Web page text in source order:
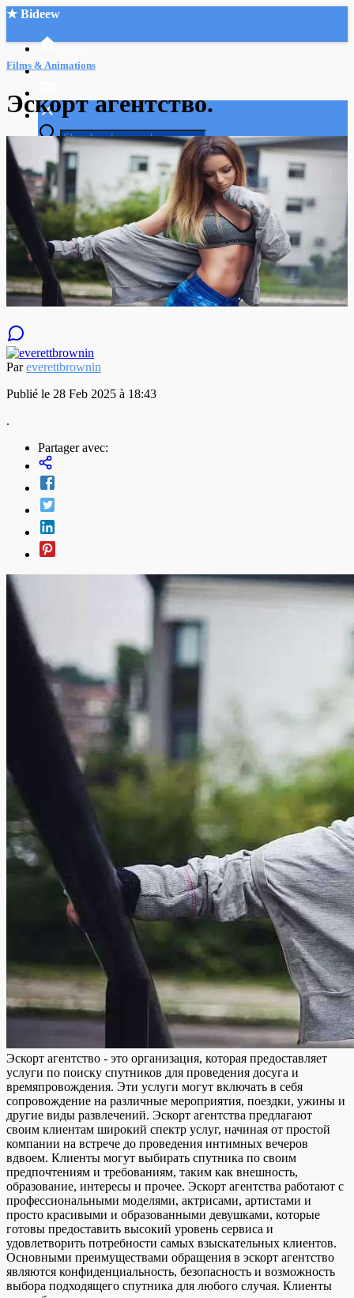
★ Bideew
Recherche Avancée
Mon compte
Connexion
Créer un compte
Mode nuit
Films & Animations
Эскорт агентство.
Pareverettbrownin
Publié le 28 Feb 2025 à 18:43
.
Partager avec:
Эскорт агентство - это организация, которая предоставляет
услуги по поиску спутников для проведения досуга и
времяпровождения. Эти услуги могут включать в себя
сопровождение на различные мероприятия, поездки, ужины и
другие виды развлечений. Эскорт агентства предлагают
своим клиентам широкий спектр услуг, начиная от простой
компании на встрече до проведения интимных вечеров
вдвоем. Клиенты могут выбирать спутника по своим
предпочтениям и требованиям, таким как внешность,
образование, интересы и прочее. Эскорт агентства работают с
профессиональными моделями, актрисами, артистами и
просто красивыми и образованными девушками, которые
готовы предоставить высокий уровень сервиса и
удовлетворить потребности самых взыскательных клиентов.
Основными преимуществами обращения в эскорт агентство
являются конфиденциальность, безопасность и возможность
выбора подходящего спутника для любого случая. Клиенты